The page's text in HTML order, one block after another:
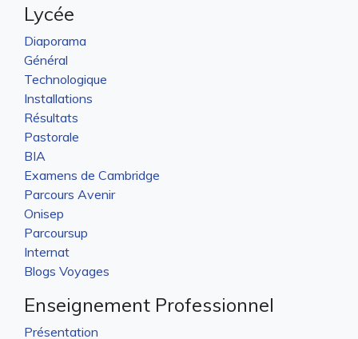
Lycée
Diaporama
Général
Technologique
Installations
Résultats
Pastorale
BIA
Examens de Cambridge
Parcours Avenir
Onisep
Parcoursup
Internat
Blogs Voyages
Enseignement Professionnel
Présentation